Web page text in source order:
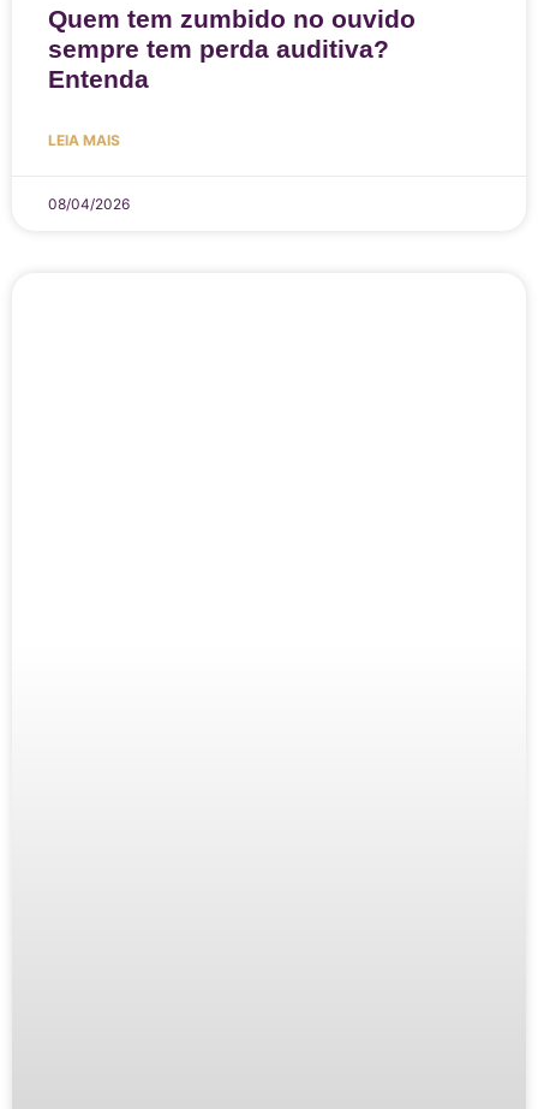
Quem tem zumbido no ouvido
sempre tem perda auditiva?
Entenda
LEIA MAIS
08/04/2026